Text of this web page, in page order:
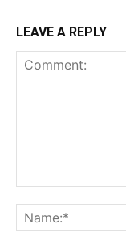
LEAVE A REPLY